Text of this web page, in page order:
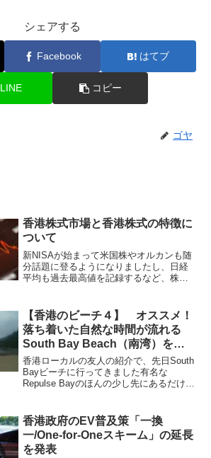
シェアする
Facebook はてブ
LINE コピー
ゴヤ
香港株式市場と香港株式の特徴に
ついて
新NISAが始まって米国株やオルカンも随
分話題に登るようになりましたし、日経
平均も過去最高値を記録するなど、株式
は中国市場の勢いをそのままに急成長し
た株も見られましたが...
【香港のビーチ４】 オススメ！
落ち着いた自然な時間が流れる
South Bay Beach（南湾）をご
紹介
香港ローカルの友人の紹介で、先日South
Bayビーチに行ってきました有名な
Repulse Bayのほんの少し先にあるだけで
ヘルパーさんがドンチャン騒ぐこと...
香港政府のEV普及策「一換
一/One-for-Oneスキーム」の延長
を発表